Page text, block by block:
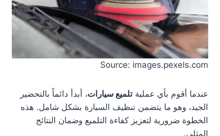
Source: images.pexels.com
عندما أقوم بأي عملية تلميع سيارات، أبدأ دائماً بالتحضير
الجيد، وهو ما يتضمن تنظيف السيارة بشكل شامل. هذه
الخطوة ضرورية لتعزيز كفاءة التلميع وضمان النتائج
المثلى.